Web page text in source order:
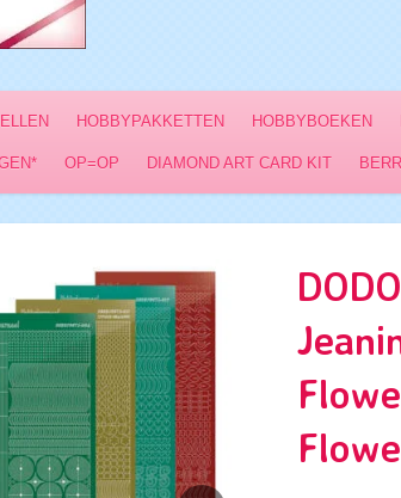
HOBBYPAKKETTEN HOBBYBOEKEN
OP=OP DIAMOND ART CARD KIT